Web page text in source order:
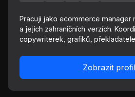
Pracuji jako ecommerce manager
a jejich zahraničních verzích.
copywriterek, grafiků,
Zobrazit profil